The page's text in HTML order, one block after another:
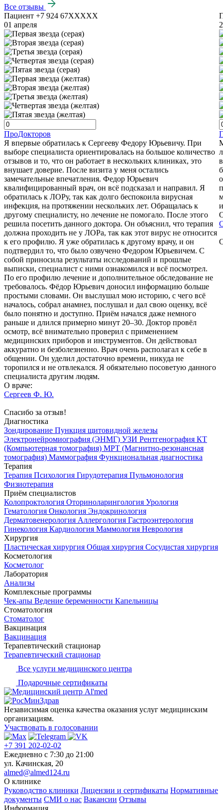
Все отзывы
Пациент +7 924 67XXXXX
01 апреля
ПроДокторов
Я впервые обратилась к Сергееву Федору Юрьевичу. При
выборе специалиста ориентировалась на большое количество
отзывов и то, что он работает в нескольких клиниках, это
внушает доверие. После визита у меня остались
замечательные впечатления. Федор Юрьевич
квалифицированный врач, он всё подсказал и направил. Я
обратилась к ЛОРу, так как долго беспокоила вирусная
инфекция, на протяжении нескольких лет. Обращалась к
другому специалисту, но лечение не помогало. После этого
решила посетить данного доктора. Он объяснил, что терапия
должна проходить не у ЛОРа, так как этот вирус не относится
к его профилю. Я уже обратилась к другому врачу, и он
подтвердил то, что было озвучено Федором Юрьевичем. С
собой приносила результаты исследований и прошлые
выписки, специалист с ними ознакомился и всё посмотрел.
По его профилю лечение и дополнительное обследование не
требовалось. Фёдор Юрьевич доносил информацию больше
простыми словами. Он выслушал мою историю, с чего всё
началось, собрал анамнез, послушал и дал свою оценку, всё
было понятно и доступно. Приём начался даже немного
раньше и длился примерно минут 20–30. Доктор провёл
осмотр, всё внимательно проверил с применением
медицинских приборов и инструментов. Он действовал
аккуратно и безболезненно. Врач очень располагал к себе в
общении. Он уделил достаточно времени, никуда не
торопился и не отвлекался. Я обязательно посоветую данного
специалиста другим людям.
О враче:
Сергеев Ф. Ю.
Спасибо за отзыв!
Диагностика
Зондирование Пункция щитовидной железы
Электронейромиография (ЭНМГ) УЗИ Рентгенография КТ
(Компьютерная томография) МРТ (Магнитно-резонансная
томография) Маммография Функциональная диагностика
Терапия
Терапия Психология Гирудотерапия Пульмонология
Физиотерапия
Приём специалистов
Колопроктология Оториноларингология Урология
Гематология Онкология Эндокринология
Дерматовенерология Аллергология Гастроэнтерология
Гинекология Кардиология Маммология Неврология
Хирургия
Пластическая хирургия Общая хирургия Сосудистая хирургия
Косметология
Косметолог
Лаборатория
Анализы
Комплексные программы
Чек-апы Ведение беременности Капельницы
Стоматология
Стоматолог
Вакцинация
Вакцинация
Терапевтический стационар
Терапевтический стационар
Все услуги медицинского центра
Подарочные сертификаты
Независимая оценка качества оказания услуг медицинским
организациям.
Участвовать в голосовании
+7 391 202-02-02
Ежедневно c 7:30 до 21:00
ул. Качинская, 20
almed@almed124.ru
О клинике
Руководство клиники Лицензии и сертификаты Нормативные
документы СМИ о нас Вакансии Отзывы